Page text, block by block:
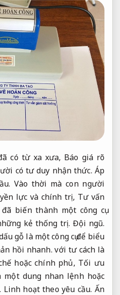
có từ xa xưa, Báo giá rõ
có tư duy nhận thức. Áp
Vào thời mà con người
lực và chính trị, Tư vấn
biến thành một công cụ
kẻ thống trị. Đội ngũ.
gỗ là một công cụ để biểu
hồi nhanh. với tư cách là
hoặc chính phủ, Tối ưu
một dung nhan lệnh hoặc
Linh hoạt theo yêu cầu. Ấn